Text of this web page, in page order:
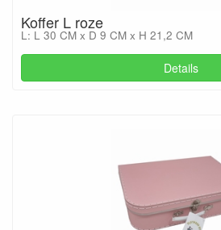
Koffer L roze
L: L 30 CM x D 9 CM x H 21,2 CM
Details